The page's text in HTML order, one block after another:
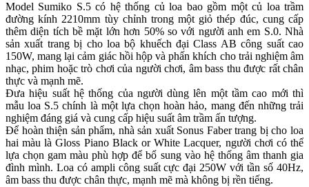
Model Sumiko S.5 có hệ thống củ loa bao gồm một củ loa trầm
đường kính 2210mm tùy chỉnh trong một giỏ thép đúc, cung cấp
thêm diện tích bề mặt lớn hơn 50% so với người anh em S.0. Nhà
sản xuất trang bị cho loa bộ khuếch đại Class AB công suất cao
150W, mang lại cảm giác hồi hộp và phấn khích cho trải nghiệm âm
nhạc, phim hoặc trò chơi của người chơi, âm bass thu được rất chân
thực và mạnh mẽ.
Đưa hiệu suất hệ thống của người dùng lên một tầm cao mới thì
mẫu loa S.5 chính là một lựa chọn hoàn hảo, mang đến những trải
nghiệm đáng giá và cung cấp hiệu suất âm trầm ấn tượng.
Để hoàn thiện sản phẩm, nhà sản xuất Sonus Faber trang bị cho loa
hai màu là Gloss Piano Black or White Lacquer, người chơi có thể
lựa chọn gam màu phù hợp để bổ sung vào hệ thống âm thanh gia
đình mình. Loa có ampli công suất cực đại 250W với tần số 40Hz,
âm bass thu được chân thực, mạnh mẽ mà không bị rền tiếng.